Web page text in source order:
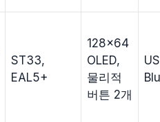
ST33,
EAL5+
128×64
OLED,
물리적
버튼 2개